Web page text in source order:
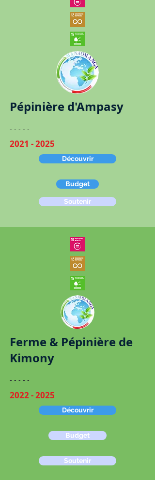
Pépinière d'Ampasy
​​- - - - -
2021 - 2025
Découvrir
Budget
Soutenir
Ferme & Pépinière de
Kimony
​​- - - - -
2022 - 2025
Découvrir
Budget
Soutenir